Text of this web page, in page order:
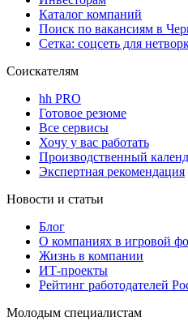
Каталог компаний
Поиск по вакансиям в
Сетка: соцсеть для
Соискателям
hh PRO
Готовое резюме
Все сервисы
Хочу у вас работать
Производственный
Экспертная рекомендация
Новости и статьи
Блог
О компаниях в игровой
Жизнь в компании
ИТ-проекты
Рейтинг работодателей
Молодым специалистам